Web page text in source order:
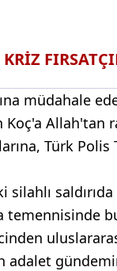
müdahale
Koç'a Allah'tan
Türk Polis
saldırıda
temennisinde
adalet